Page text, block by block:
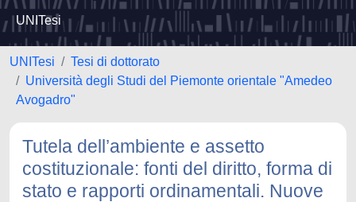
UNITesi
UNITesi
Tesi di dottorato
Università degli Studi del Piemonte orientale "Amedeo
Avogadro"
Tutela dell’ambiente e assetto
costituzionale: fonti del diritto, forma di
stato e rapporti ordinamentali. Nuove